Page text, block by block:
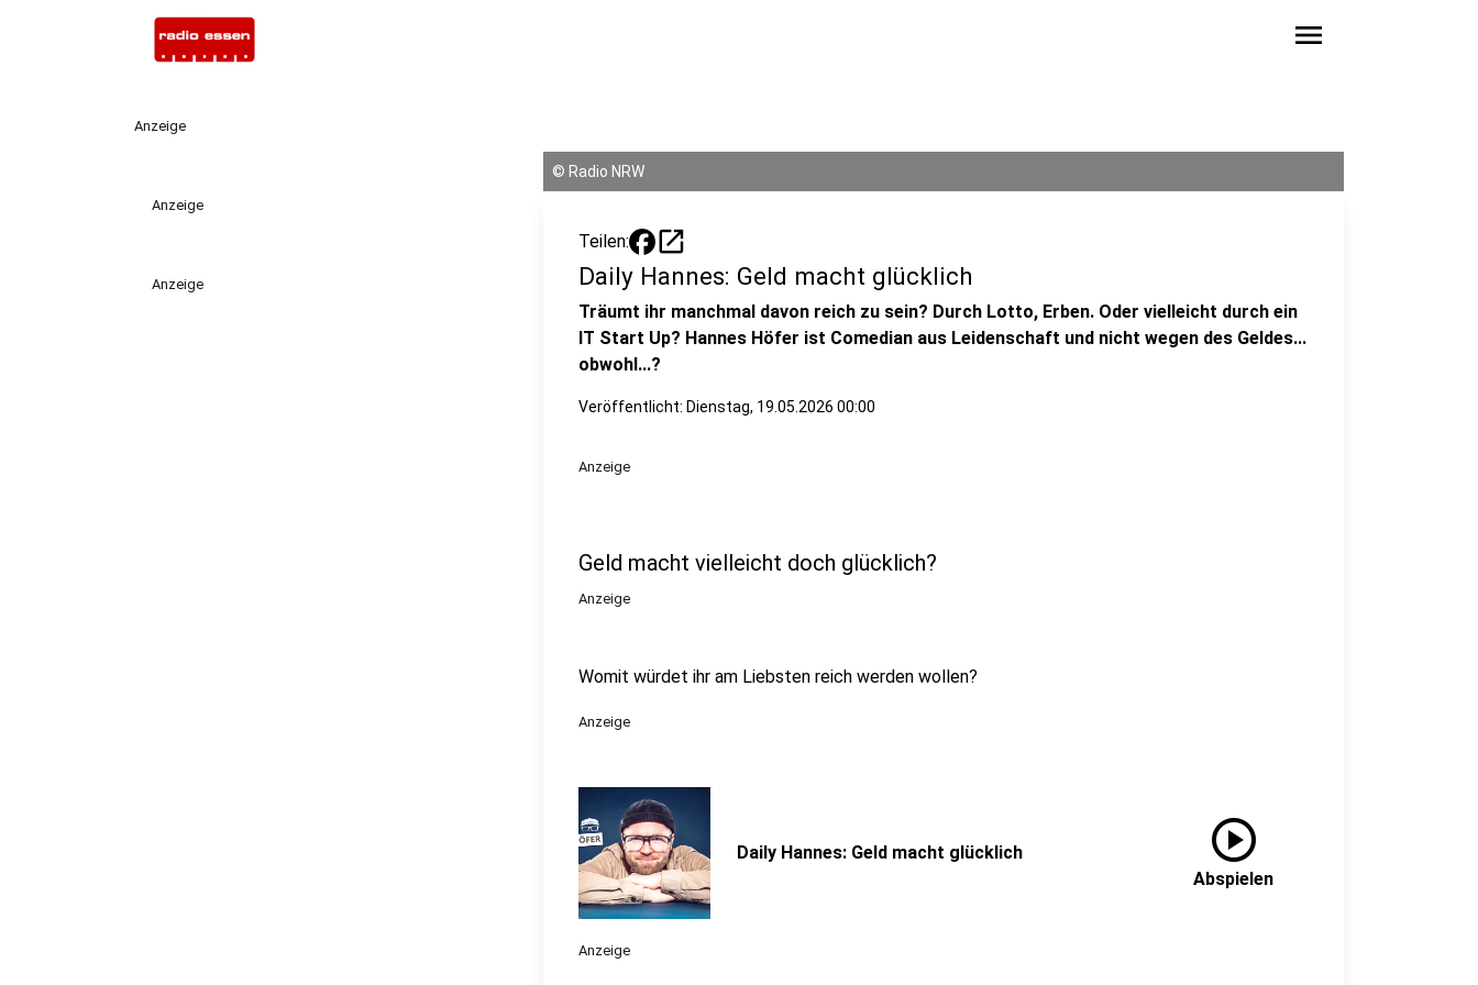
menu
Anzeige
Anzeige
Anzeige
© Radio NRW
Teilen: open_in_new
Daily Hannes: Geld macht glücklich
Träumt ihr manchmal davon reich zu sein? Durch Lotto, Erben. Oder vielleicht durch ein
IT Start Up? Hannes Höfer ist Comedian aus Leidenschaft und nicht wegen des Geldes...
obwohl...?
Veröffentlicht: Dienstag, 19.05.2026 00:00
Anzeige
Geld macht vielleicht doch glücklich?
Anzeige
Womit würdet ihr am Liebsten reich werden wollen?
Anzeige
Daily Hannes: Geld macht glücklich play_circle
Abspielen
Anzeige